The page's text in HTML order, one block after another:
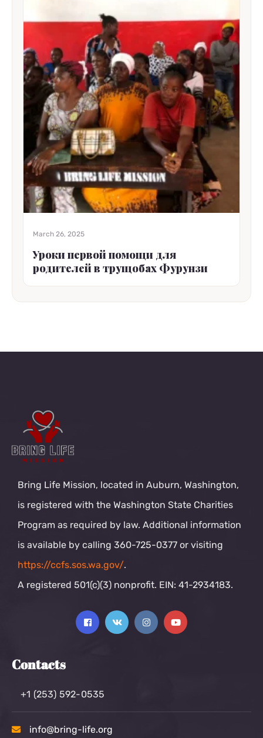
March 26, 2025
Уроки первой помощи для
родителей в трущобах Фурунзи
Bring Life Mission, located in Auburn, Washington,
is registered with the Washington State Charities
Program as required by law. Additional information
is available by calling 360-725-0377 or visiting
https://ccfs.sos.wa.gov/.
A registered 501(c)(3) nonprofit. EIN: 41-2934183.
Contacts
+1 (253) 592-0535
info@bring-life.org